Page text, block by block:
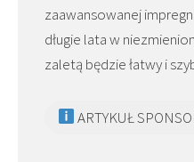
zaawansowanej
długie lata w
zaletą będzie łatwy i
ARTYKUŁ